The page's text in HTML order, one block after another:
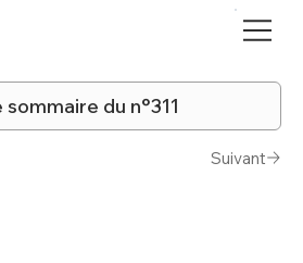
sommaire du n°311
Suivant